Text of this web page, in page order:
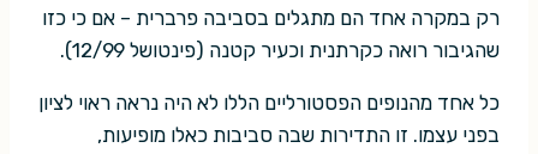
רק במקרה אחד הם מתגלים בסביבה פרברית – אם כי כזו
שהגיבור רואה כקרתנית וכעיר קטנה (פינטושל 12/99).
כל אחד מהנופים הפסטורליים הללו לא היה נראה ראוי לציון
בפני עצמו. זו התדירות שבה סביבות כאלו מופיעות,